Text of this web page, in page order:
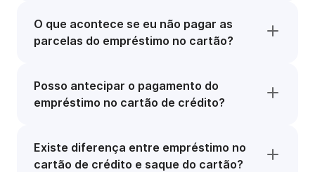
O que acontece se eu não pagar as
parcelas do empréstimo no cartão?
Posso antecipar o pagamento do
empréstimo no cartão de crédito?
Existe diferença entre empréstimo no
cartão de crédito e saque do cartão?